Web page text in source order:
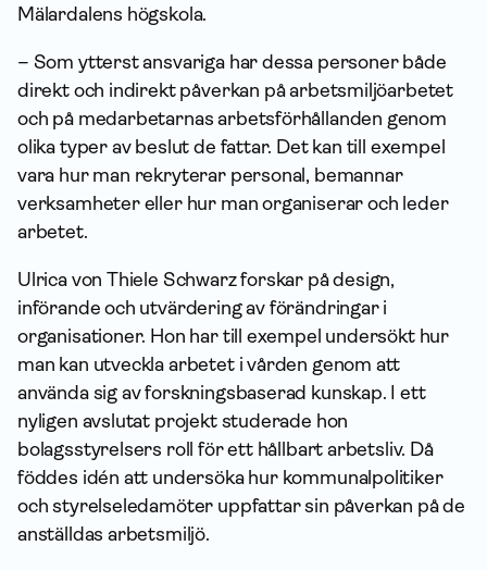
Mälardalens högskola.
– Som ytterst ansvariga har dessa personer både
direkt och indirekt påverkan på arbetsmiljöarbetet
och på medarbetarnas arbetsförhållanden genom
olika typer av beslut de fattar. Det kan till exempel
vara hur man rekryterar personal, bemannar
verksamheter eller hur man organiserar och leder
arbetet.
Ulrica von Thiele Schwarz forskar på design,
införande och utvärdering av förändringar i
organisationer. Hon har till exempel undersökt hur
man kan utveckla arbetet i vården genom att
använda sig av forskningsbaserad kunskap. I ett
nyligen avslutat projekt studerade hon
bolagsstyrelsers roll för ett hållbart arbetsliv. Då
föddes idén att undersöka hur kommunalpolitiker
och styrelseledamöter uppfattar sin påverkan på de
anställdas arbetsmiljö.